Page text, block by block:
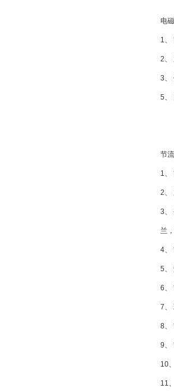
电
1、
2、
3、
5、
节
1、
2、
3、
兰
4、
5、
6、
7、
8、
9、
10
11